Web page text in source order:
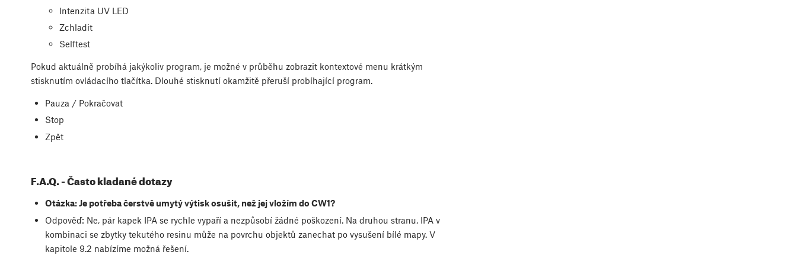
Intenzita UV LED
Zchladit
Selftest
Pokud aktuálně probíhá jakýkoliv program, je možné v průběhu zobrazit kontextové menu krátkým
stisknutím ovládacího tlačítka. Dlouhé stisknutí okamžitě přeruší probíhající program.
Pauza / Pokračovat
Stop
Zpět
F.A.Q. - Často kladané dotazy
Otázka: Je potřeba čerstvě umytý výtisk osušit, než jej vložím do CW1?
Odpověď: Ne, pár kapek IPA se rychle vypaří a nezpůsobí žádné poškození. Na druhou stranu, IPA v
kombinaci se zbytky tekutého resinu může na povrchu objektů zanechat po vysušení bílé mapy. V
kapitole 9.2 nabízíme možná řešení.